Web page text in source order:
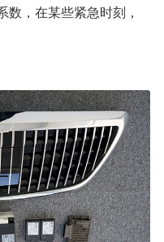
，在某些紧急时刻，